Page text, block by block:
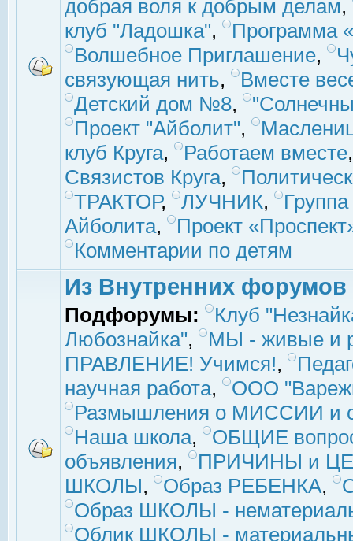
добрая воля к добрым делам,
клуб "Ладошка",
Программа
Волшебное Приглашение,
связующая нить,
Вместе
Детский дом №8,
Проект "Айболит",
клуб Круга, Работаем вместе
Связистов Круга,
ТРАКТОР, ЛУЧНИК,
Айболита,
Проект
Комментарии по детям
Из Внутренних форумов
Подфорумы:
Клуб
Любознайка",
МЫ - живые и
ПРАВЛЕНИЕ! Учимся!,
научная работа,
ООО
Размышления о МИССИИ и
Наша школа,
ОБЩИЕ
объявления,
ПРИЧИНЫ и
ШКОЛЫ, Образ РЕБЕНКА,
Образ ШКОЛЫ -
Облик ШКОЛЫ -